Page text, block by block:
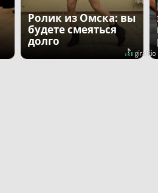
Ролик из Омска: вы
будете смеяться
долго